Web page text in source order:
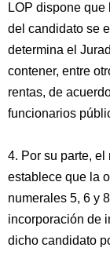
LOP dispone
del candidato se
determina el
contener, entre
rentas, de
funcionarios
4. Por su parte, el
establece que la
numerales 5, 6 y
incorporación de
dicho candidato